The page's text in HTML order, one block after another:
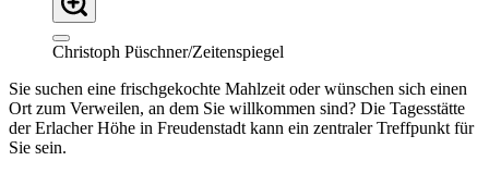
Christoph Püschner/Zeitenspiegel
Sie suchen eine frischgekochte Mahlzeit oder wünschen sich einen
Ort zum Verweilen, an dem Sie willkommen sind? Die Tagesstätte
der Erlacher Höhe in Freudenstadt kann ein zentraler Treffpunkt für
Sie sein.